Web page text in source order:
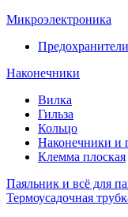
Микроэлектроника
Наконечники
Вилка
Гильза
Кольцо
Наконечники и
Клемма плоская
Паяльник и всё для
Термоусадочная